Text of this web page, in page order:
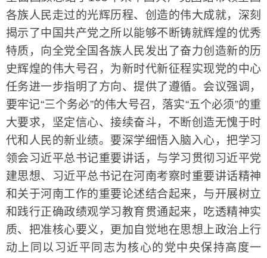
各族人民走过的光辉历程、创造的伟大成就，深刻
揭示了中国共产党之所以能够不断铸就辉煌的优秀
特质，向全党全国各族人民发出了奋力创造新的历
史辉煌的伟大号召，为新时代新征程实现党的中心
任务进一步指明了方向、提供了遵循。会议强调，
要牢记“三个务必”的伟大号召，落实“五个必须”的重
大要求，坚定信心、接续奋斗，不断创造无愧于时
代和人民的新业绩。要深学细悟入脑入心，把学习
领会习近平总书记重要讲话，与学习贯彻习近平党
建思想、习近平总书记在河南考察时重要讲话精神
和关于河南工作的重要论述结合起来，与开展树立
和践行正确政绩观学习教育贯通起来，吃透精神实
质、把准核心要义，更加自觉地在思想上政治上行
动上同以习近平同志为核心的党中央保持高度一